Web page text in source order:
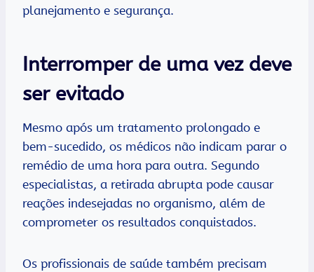
planejamento e segurança.
Interromper de uma vez deve
ser evitado
Mesmo após um tratamento prolongado e
bem-sucedido, os médicos não indicam parar o
remédio de uma hora para outra. Segundo
especialistas, a retirada abrupta pode causar
reações indesejadas no organismo, além de
comprometer os resultados conquistados.
Os profissionais de saúde também precisam